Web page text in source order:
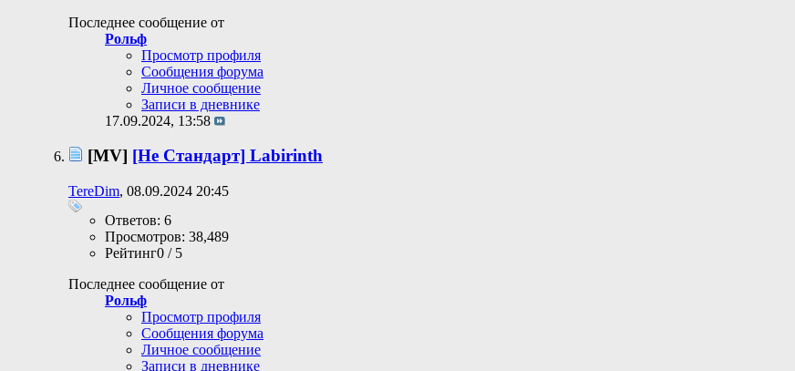
Последнее сообщение от
Рольф
Просмотр профиля
Сообщения форума
Личное сообщение
Записи в дневнике
17.09.2024, 13:58
[MV] [Не Стандарт] Labirinth
TereDim, 08.09.2024 20:45
Ответов: 6
Просмотров: 38,489
Рейтинг0 / 5
Последнее сообщение от
Рольф
Просмотр профиля
Сообщения форума
Личное сообщение
Записи в дневнике